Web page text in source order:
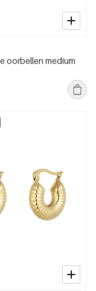
oorbellen medium